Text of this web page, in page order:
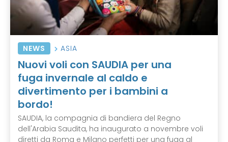
NEWS ASIA
Nuovi voli con SAUDIA per una
fuga invernale al caldo e
divertimento per i bambini a
bordo!
SAUDIA, la compagnia di bandiera del Regno
dell'Arabia Saudita, ha inaugurato a novembre voli
diretti da Roma e Milano perfetti per una fuga al